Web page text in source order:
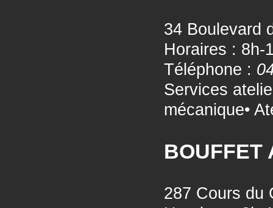
34 Boulevard
Horaires : 8h-
Téléphone :
Services
mécanique•
BOUFFET
287 Cours du